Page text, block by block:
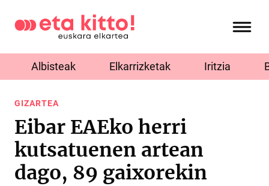
Albisteak Elkarrizketak Iritzia
GIZARTEA
Eibar EAEko herri
kutsatuenen artean
dago, 89 gaixorekin